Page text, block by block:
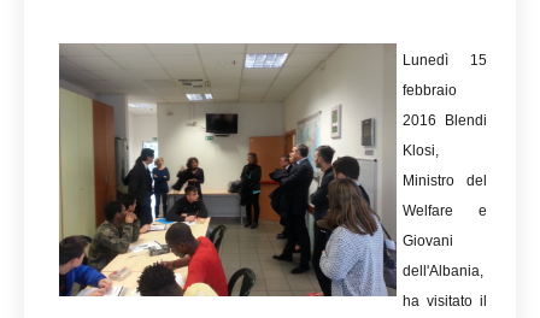
Lunedì 15
febbraio
2016 Blendi
Klosi,
Ministro del
Welfare e
Giovani
dell'Albania,
ha visitato il